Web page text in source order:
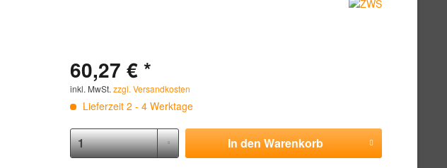
60,27 € *
inkl. MwSt.zzgl. Versandkosten
Lieferzeit 2 - 4 Werktage
In denWarenkorb